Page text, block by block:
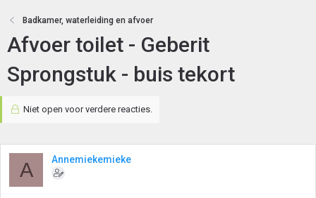
Badkamer, waterleiding en afvoer
Afvoer toilet - Geberit
Sprongstuk - buis tekort
Niet open voor verdere reacties.
A Annemiekemieke